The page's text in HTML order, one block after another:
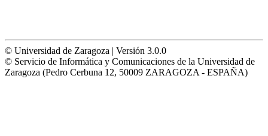
© Universidad de Zaragoza | Versión 3.0.0
© Servicio de Informática y Comunicaciones de la Universidad de
Zaragoza (Pedro Cerbuna 12, 50009 ZARAGOZA - ESPAÑA)